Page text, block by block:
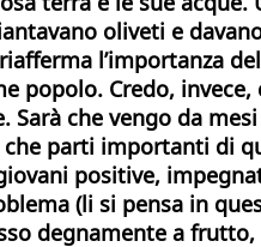
oliveti e
l’importanza
popolo. Credo, invece,
che vengo da
parti importanti di
positive,
(li si pensa in
degnamente a